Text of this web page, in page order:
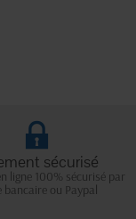
sécurisé
ligne 100% sécurisé par
bancaire ou Paypal